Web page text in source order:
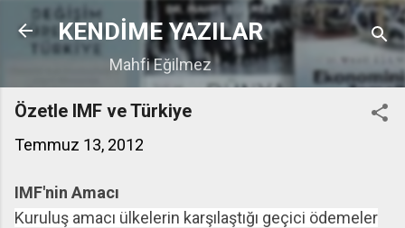
Ana içeriğe atla
KENDİME YAZILAR
Mahfi Eğilmez
Özetle IMF ve Türkiye
Temmuz 13, 2012
IMF'nin Amacı
Kuruluş amacı ülkelerin karşılaştığı geçici ödemeler